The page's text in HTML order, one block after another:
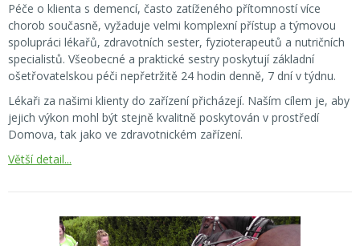
Péče o klienta s demencí, často zatíženého přítomností více
chorob současně, vyžaduje velmi komplexní přístup a týmovou
spolupráci lékařů, zdravotních sester, fyzioterapeutů a nutričních
specialistů. Všeobecné a praktické sestry poskytují základní
ošetřovatelskou péči nepřetržitě 24 hodin denně, 7 dní v týdnu.
Lékaři za našimi klienty do zařízení přicházejí. Naším cílem je, aby
jejich výkon mohl být stejně kvalitně poskytován v prostředí
Domova, tak jako ve zdravotnickém zařízení.
Větší detail...